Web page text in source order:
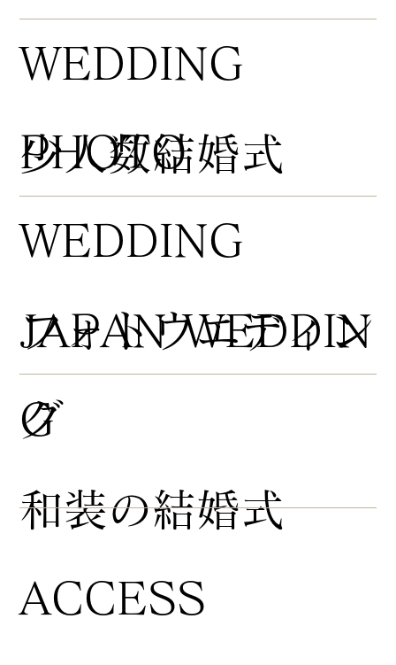
​少人数結婚式
WEDDING
​フォトウエディン
グ
PHOTO
WEDDING
​和装の結婚式
JAPAN WEDDIN
G
ACCESS